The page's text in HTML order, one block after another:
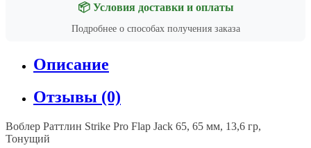
📦 Условия доставки и оплаты
Подробнее о способах получения заказа
Описание
Отзывы (0)
Воблер Раттлин Strike Pro Flap Jack 65, 65 мм, 13,6 гр,
Тонущий